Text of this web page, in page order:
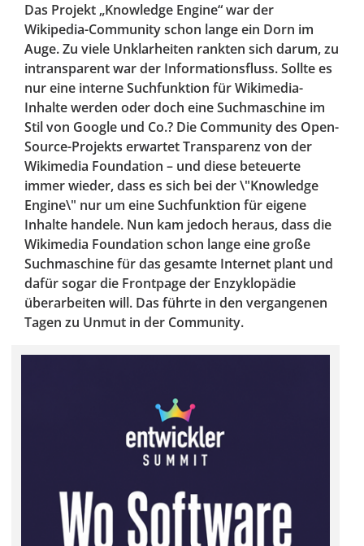
Das Projekt „Knowledge Engine“ war der
Wikipedia-Community schon lange ein Dorn im
Auge. Zu viele Unklarheiten rankten sich darum, zu
intransparent war der Informationsfluss. Sollte es
nur eine interne Suchfunktion für Wikimedia-
Inhalte werden oder doch eine Suchmaschine im
Stil von Google und Co.? Die Community des Open-
Source-Projekts erwartet Transparenz von der
Wikimedia Foundation – und diese beteuerte
immer wieder, dass es sich bei der \"Knowledge
Engine\" nur um eine Suchfunktion für eigene
Inhalte handele. Nun kam jedoch heraus, dass die
Wikimedia Foundation schon lange eine große
Suchmaschine für das gesamte Internet plant und
dafür sogar die Frontpage der Enzyklopädie
überarbeiten will. Das führte in den vergangenen
Tagen zu Unmut in der Community.